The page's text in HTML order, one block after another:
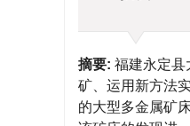
摘要: 福建永定县
矿、运用新方法
的大型多金属矿